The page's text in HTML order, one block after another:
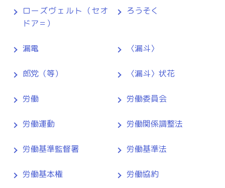
ローズヴェルト（セオ
ドア＝）
ろうそく
漏電 〈漏斗〉
郎党（等） 〈漏斗〉状花
労働 労働委員会
労働運動 労働関係調整法
労働基準監督署 労働基準法
労働基本権 労働協約